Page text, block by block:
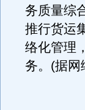
务质量综
推行货运
络化管理
务。(据网